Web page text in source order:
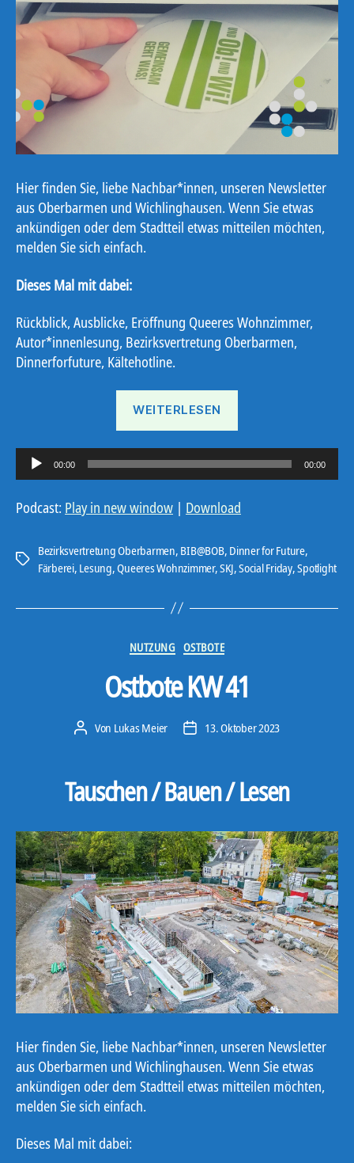
Hier finden Sie, liebe Nachbar*innen, unseren Newsletter
aus Oberbarmen und Wichlinghausen. Wenn Sie etwas
ankündigen oder dem Stadtteil etwas mitteilen möchten,
melden Sie sich einfach.
Dieses Mal mit dabei:
Rückblick, Ausblicke, Eröffnung Queeres Wohnzimmer,
Autor*innenlesung, Bezirksvertretung Oberbarmen,
Dinnerforfuture, Kältehotline.
WEITERLESEN
u
d
-
l
00:00 00:00
Podcast: Play in new window | Download
Schlagwörter
Bezirksvertretung Oberbarmen, BIB@BOB, Dinner for Future,
Färberei, Lesung,Queeres Wohnzimmer,SKJ,Social Friday,Spotlight
Kategorien
NUTZUNG OSTBOTE
Ostbote KW 41
Beitragsautor
Von Lukas Meier Veröffentlichungsdatum
13. Oktober 2023
Tauschen / Bauen / Lesen
Hier finden Sie, liebe Nachbar*innen, unseren Newsletter
aus Oberbarmen und Wichlinghausen. Wenn Sie etwas
ankündigen oder dem Stadtteil etwas mitteilen möchten,
melden Sie sich einfach.
Dieses Mal mit dabei: